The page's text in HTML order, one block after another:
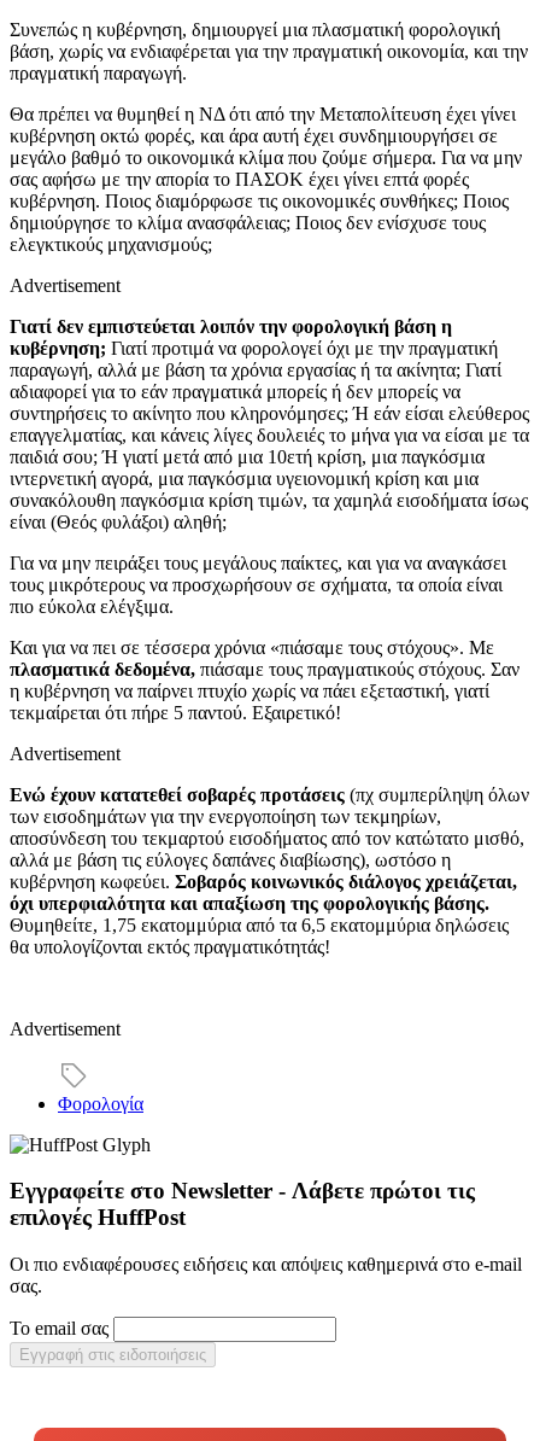
Συνεπώς η κυβέρνηση, δημιουργεί μια πλασματική φορολογική
βάση, χωρίς να ενδιαφέρεται για την πραγματική οικονομία, και την
πραγματική παραγωγή.
Θα πρέπει να θυμηθεί η ΝΔ ότι από την Μεταπολίτευση έχει γίνει
κυβέρνηση οκτώ φορές, και άρα αυτή έχει συνδημιουργήσει σε
μεγάλο βαθμό το οικονομικά κλίμα που ζούμε σήμερα. Για να μην
σας αφήσω με την απορία το ΠΑΣΟΚ έχει γίνει επτά φορές
κυβέρνηση. Ποιος διαμόρφωσε τις οικονομικές συνθήκες; Ποιος
δημιούργησε το κλίμα ανασφάλειας; Ποιος δεν ενίσχυσε τους
ελεγκτικούς μηχανισμούς;
Advertisement
Γιατί δεν εμπιστεύεται λοιπόν την φορολογική βάση η
κυβέρνηση; Γιατί προτιμά να φορολογεί όχι με την πραγματική
παραγωγή, αλλά με βάση τα χρόνια εργασίας ή τα ακίνητα; Γιατί
αδιαφορεί για το εάν πραγματικά μπορείς ή δεν μπορείς να
συντηρήσεις το ακίνητο που κληρονόμησες; Ή εάν είσαι ελεύθερος
επαγγελματίας, και κάνεις λίγες δουλειές το μήνα για να είσαι με τα
παιδιά σου; Ή γιατί μετά από μια 10ετή κρίση, μια παγκόσμια
ιντερνετική αγορά, μια παγκόσμια υγειονομική κρίση και μια
συνακόλουθη παγκόσμια κρίση τιμών, τα χαμηλά εισοδήματα ίσως
είναι (Θεός φυλάξοι) αληθή;
Για να μην πειράξει τους μεγάλους παίκτες, και για να αναγκάσει
τους μικρότερους να προσχωρήσουν σε σχήματα, τα οποία είναι
πιο εύκολα ελέγξιμα.
Και για να πει σε τέσσερα χρόνια «πιάσαμε τους στόχους». Με
πλασματικά δεδομένα, πιάσαμε τους πραγματικούς στόχους. Σαν
η κυβέρνηση να παίρνει πτυχίο χωρίς να πάει εξεταστική, γιατί
τεκμαίρεται ότι πήρε 5 παντού. Εξαιρετικό!
Advertisement
Ενώ έχουν κατατεθεί σοβαρές προτάσεις (πχ συμπερίληψη όλων
των εισοδημάτων για την ενεργοποίηση των τεκμηρίων,
αποσύνδεση του τεκμαρτού εισοδήματος από τον κατώτατο μισθό,
αλλά με βάση τις εύλογες δαπάνες διαβίωσης), ωστόσο η
κυβέρνηση κωφεύει. Σοβαρός κοινωνικός διάλογος χρειάζεται,
όχι υπερφιαλότητα και απαξίωση της φορολογικής βάσης.
Θυμηθείτε, 1,75 εκατομμύρια από τα 6,5 εκατομμύρια δηλώσεις
θα υπολογίζονται εκτός πραγματικότητάς!
Advertisement
Φορολογία
Εγγραφείτε στο Newsletter - Λάβετε πρώτοι τις
επιλογές HuffPost
Οι πιο ενδιαφέρουσες ειδήσεις και απόψεις καθημερινά στο e-mail
σας.
Το email σας
Εγγραφή στις ειδοποιήσεις